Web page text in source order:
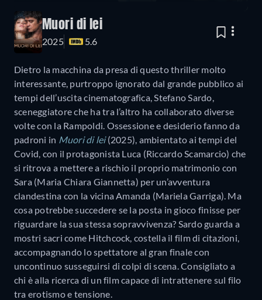
Muori di lei
2025 5.6
Dietro la macchina da presa di questo thriller molto
interessante, purtroppo ignorato dal grande pubblico ai
tempi dell’uscita cinematografica, Stefano Sardo,
sceneggiatore che ha tra l’altro ha collaborato diverse
volte con la Rampoldi. Ossessione e desiderio fanno da
padroni in Muori di lei(2025), ambientato ai tempi del
Covid, con il protagonista Luca (Riccardo Scamarcio) che
si ritrova a mettere a rischio il proprio matrimonio con
Sara (Maria Chiara Giannetta) per un’avventura
clandestina con la vicina Amanda (Mariela Garriga). Ma
cosa potrebbe succedere se la posta in gioco finisse per
riguardare la sua stessa sopravvivenza? Sardo guarda a
mostri sacri come Hitchcock, costella il film di citazioni,
accompagnando lo spettatore al gran finale con
uncontinuo susseguirsi di colpi di scena. Consigliato a
chi è alla ricerca di un film capace di intrattenere sul filo
tra erotismo e tensione.